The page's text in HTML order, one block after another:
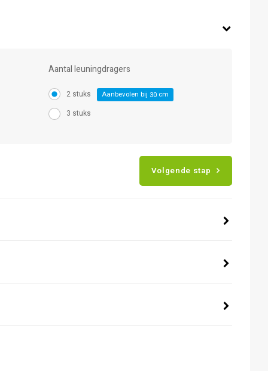
Aantal leuningdragers
2 stuks Aanbevolen bij 30 cm
3 stuks
Volgende stap